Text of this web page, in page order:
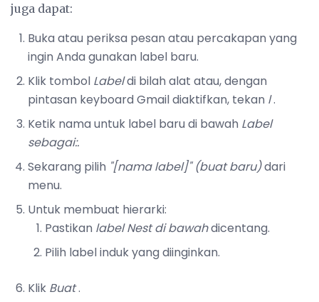
juga dapat:
Buka atau periksa pesan atau percakapan yang
ingin Anda gunakan label baru.
Klik tombol Labeldi bilah alat atau, dengan
pintasan keyboard Gmail diaktifkan, tekan l.
Ketik nama untuk label baru di bawah Label
sebagai:.
Sekarang pilih "[nama label]" (buat baru)dari
menu.
Untuk membuat hierarki:
Pastikan label Nest di bawahdicentang.
Pilih label induk yang diinginkan.
Klik Buat.